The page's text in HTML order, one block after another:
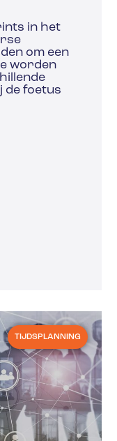
in het
om een
worden
de foetus
TIJDSPLANNING